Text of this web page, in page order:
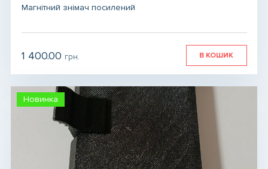
Магнітний знімач посилений
грн.
1 400.00 грн. В КОШИК
Новинка